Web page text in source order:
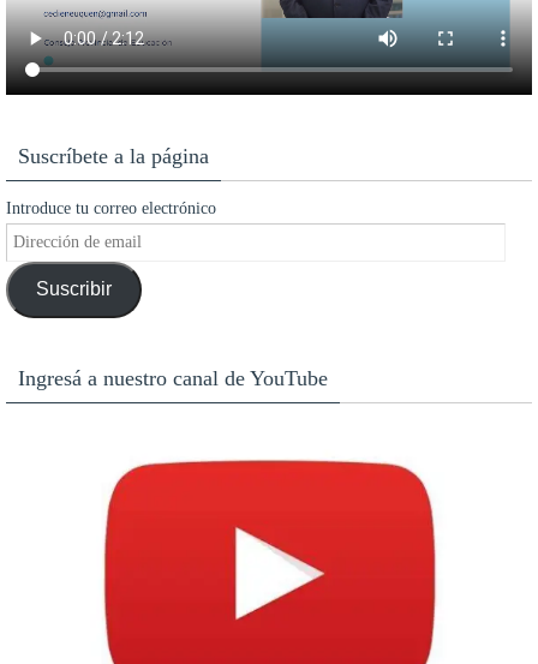
Suscríbete a la página
Introduce tu correo electrónico
Dirección
de
emailSuscribir
Ingresá a nuestro canal de YouTube